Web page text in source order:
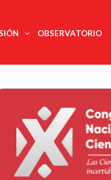
ciencias
trabajo
Redes
temáticas
Laboratorios
nacionales
Entidades
Reconoce
La UDUALC
A La
Universidad
De México
En Su 475
Aniversario
OBSERVATORIO